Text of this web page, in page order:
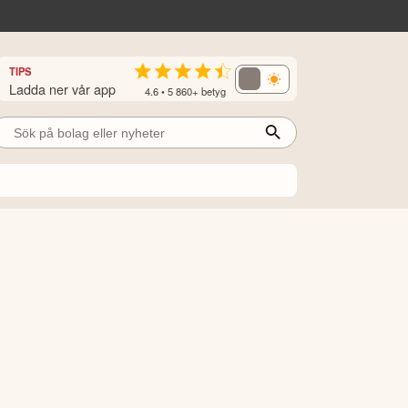
TIPS
Ladda ner vår app 4.6 • 5 860+ betyg